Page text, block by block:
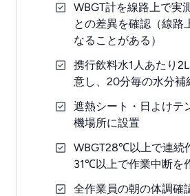
WBGT計を線路上で実
との差異を確認（線
なることがある）
携行飲料水1人あたり
意し、20分毎の水分補
遮熱シート・日よけテ
機場所に設置
WBGT28℃以上で連続
31℃以上で作業中断を
全作業員の朝の体調確